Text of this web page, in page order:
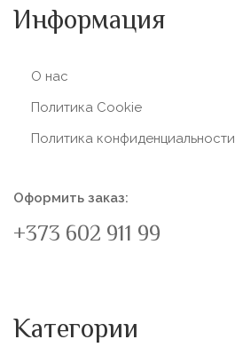
Информация
О нас
Политика Сookie
Политика конфиденциальности
Оформить заказ:
+373 602 911 99
Категории